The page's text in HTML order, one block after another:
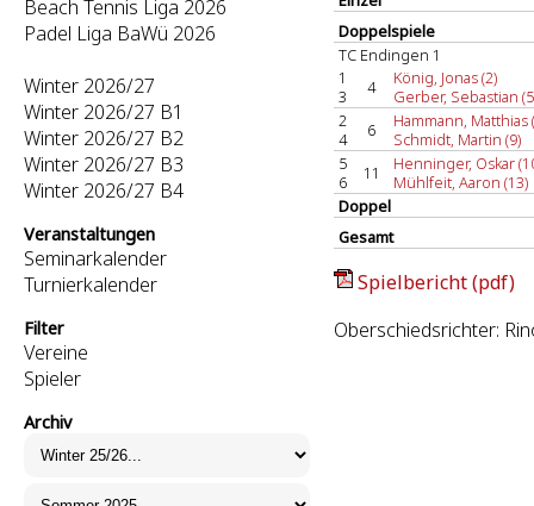
Beach Tennis Liga 2026
Padel Liga BaWü 2026
Winter 2026/27
Winter 2026/27 B1
Winter 2026/27 B2
Winter 2026/27 B3
Winter 2026/27 B4
Veranstaltungen
Seminarkalender
Turnierkalender
Filter
Vereine
Spieler
Archiv
Doppelspiele
TC Endingen 1
1
3
4
König, Jonas (2)
Gerber, Sebastian
2
4
6
Hammann, Matthias
Schmidt, Martin (9)
5
6
11
Henninger, Oskar
Mühlfeit, Aaron (13)
Doppel
Gesamt
Spielbericht (pdf)
Oberschiedsrichter: